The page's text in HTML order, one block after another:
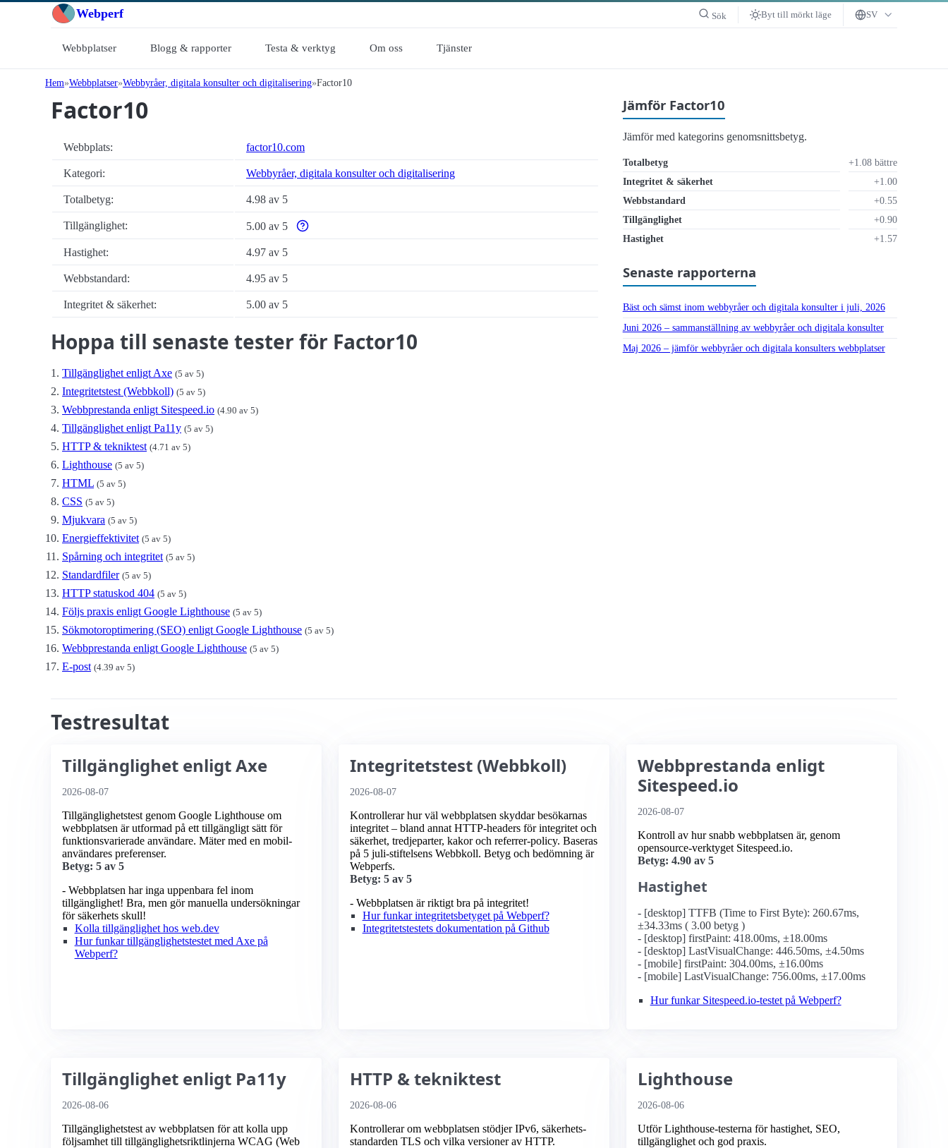
Webperf Sök Byt till mörkt läge SV
Webbplatser Blogg & rapporter Testa & verktyg Om oss Tjänster
Hem Webbplatser Webbyråer, digitala konsulter och digitalisering Factor10
Factor10
Webbplats: factor10.com
Kategori: Webbyråer, digitala konsulter och digitalisering
Totalbetyg: 4.98 av 5
Tillgänglighet: 5.00 av 5
Varför enbart automatiska tillgänglighetstester är otillräckligt
Hastighet:
4.97 av 5
Webbstandard: 4.95 av 5
Integritet & säkerhet: 5.00 av 5
Hoppa till senaste tester för Factor10
Tillgänglighet enligt Axe (5 av 5)
Integritetstest (Webbkoll) (5 av 5)
Webbprestanda enligt Sitespeed.io (4.90 av 5)
Tillgänglighet enligt Pa11y (5 av 5)
HTTP & tekniktest (4.71 av 5)
Lighthouse (5 av 5)
HTML (5 av 5)
CSS (5 av 5)
Mjukvara (5 av 5)
Energieffektivitet (5 av 5)
Spårning och integritet (5 av 5)
Standardfiler (5 av 5)
HTTP statuskod 404 (5 av 5)
Följs praxis enligt Google Lighthouse (5 av 5)
Sökmotoroptimering (SEO) enligt Google Lighthouse (5 av 5)
Webbprestanda enligt Google Lighthouse (5 av 5)
E-post (4.39 av 5)
Jämför Factor10
Jämför med kategorins genomsnittsbetyg.
Totalbetyg
+1.08 bättre
Integritet & säkerhet
+1.00
Webbstandard
+0.55
Tillgänglighet
+0.90
Hastighet
+1.57
Senaste rapporterna
Bäst och sämst inom webbyråer och digitala konsulter i juli, 2026
Juni 2026 – sammanställning av webbyråer och digitala konsulter
Maj 2026 – jämför webbyråer och digitala konsulters webbplatser
Testresultat
Tillgänglighet enligt Axe
2026-08-07
Tillgänglighetstest genom Google Lighthouse om
webbplatsen är utformad på ett tillgängligt sätt för
funktionsvarierade användare. Mäter med en mobil­
användares preferenser.
Betyg: 5 av 5
- Webbplatsen har inga uppenbara fel inom
tillgänglighet! Bra, men gör manuella undersökningar
för säkerhets skull!
Kolla tillgänglighet hos web.dev
Hur funkar tillgänglighetstestet med Axe på
Webperf?
Integritetstest (Webbkoll)
2026-08-07
Kontrollerar hur väl webbplatsen skyddar besökarnas
integritet – bland annat HTTP-headers för integritet och
säkerhet, tredjeparter, kakor och referrer-policy. Baseras
på 5 juli-stiftelsens Webbkoll. Betyg och bedömning är
Webperfs.
Betyg: 5 av 5
- Webbplatsen är riktigt bra på integritet!
Hur funkar integritetsbetyget på Webperf?
Integritetstestets dokumentation på Github
Webbprestanda enligt
Sitespeed.io
2026-08-07
Kontroll av hur snabb webbplatsen är, genom
opensource-verktyget Sitespeed.io.
Betyg: 4.90 av 5
Hastighet
- [desktop] TTFB (Time to First Byte): 260.67ms,
±34.33ms ( 3.00 betyg )
- [desktop] firstPaint: 418.00ms, ±18.00ms
- [desktop] LastVisualChange: 446.50ms, ±4.50ms
- [mobile] firstPaint: 304.00ms, ±16.00ms
- [mobile] LastVisualChange: 756.00ms, ±17.00ms
Hur funkar Sitespeed.io-testet på Webperf?
Tillgänglighet enligt Pa11y
2026-08-06
Tillgänglighetstest av webbplatsen för att kolla upp
följsamhet till tillgänglighets­riktlinjerna WCAG (Web
HTTP & tekniktest
2026-08-06
Kontrollerar om webbplatsen stödjer IPv6, säkerhets­
standarden TLS och vilka versioner av HTTP.
Lighthouse
2026-08-06
Utför Lighthouse-testerna för hastighet, SEO,
tillgänglighet och god praxis.